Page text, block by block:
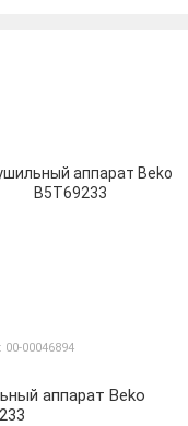
00-00046894
аппарат Beko